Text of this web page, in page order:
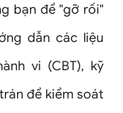
bạn để "gỡ rối"
dẫn các liệu
vi (CBT), kỹ
để kiểm soát